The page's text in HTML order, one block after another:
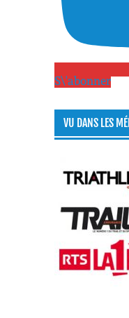
S\'abonner
VU DANS LES